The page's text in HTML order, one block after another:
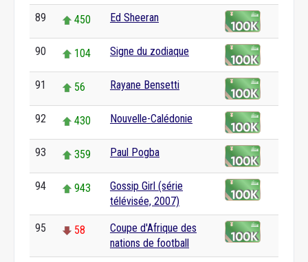
89 450 Ed Sheeran
90 104 Signe du zodiaque
91 56 Rayane Bensetti
92 430 Nouvelle-Calédonie
93 359 Paul Pogba
94 943
Gossip Girl (série
télévisée, 2007)
95 58
Coupe d'Afrique des
nations de football